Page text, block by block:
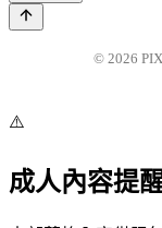
© 2026
⚠️
成人內容提